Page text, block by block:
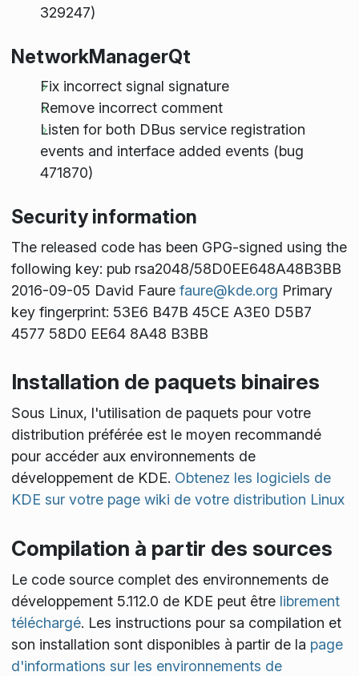
329247)
NetworkManagerQt
Fix incorrect signal signature
Remove incorrect comment
Listen for both DBus service registration
events and interface added events (bug
471870)
Security information
The released code has been GPG-signed using the
following key: pub rsa2048/58D0EE648A48B3BB
2016-09-05 David Faure faure@kde.org Primary
key fingerprint: 53E6 B47B 45CE A3E0 D5B7
4577 58D0 EE64 8A48 B3BB
Installation de paquets binaires
Sous Linux, l'utilisation de paquets pour votre
distribution préférée est le moyen recommandé
pour accéder aux environnements de
développement de KDE. Obtenez les logiciels de
KDE sur votre page wiki de votre distribution Linux
Compilation à partir des sources
Le code source complet des environnements de
développement 5.112.0 de KDE peut être librement
téléchargé. Les instructions pour sa compilation et
son installation sont disponibles à partir de la page
d'informations sur les environnements de